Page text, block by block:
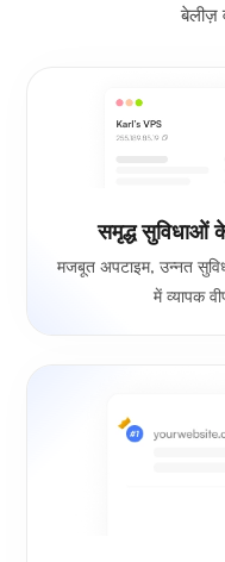
बेलीज़
समृद्ध सुविधाओं
मजबूत अपटाइम, उन्नत
में व्यापक